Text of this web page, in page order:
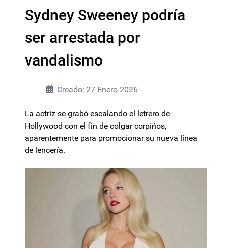
Sydney Sweeney podría
ser arrestada por
vandalismo
Creado: 27 Enero 2026
La actriz se grabó escalando el letrero de
Hollywood con el fin de colgar corpiños,
aparentemente para promocionar su nueva línea
de lencería.